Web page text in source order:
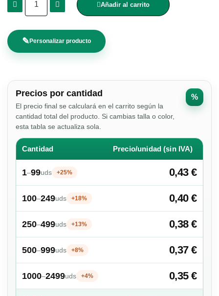
Añadir al carrito
✎Personalizar producto
Precios por cantidad
El precio final se calculará en el carrito según la
cantidad total del producto. Si cambias talla o color,
esta tabla se actualiza sola.
%
Cantidad Precio/unidad (sin IVA)
1–99uds +25% 0,43 €
100–249uds +18% 0,40 €
250–499uds +13% 0,38 €
500–999uds +8% 0,37 €
1000–2499uds +4% 0,35 €